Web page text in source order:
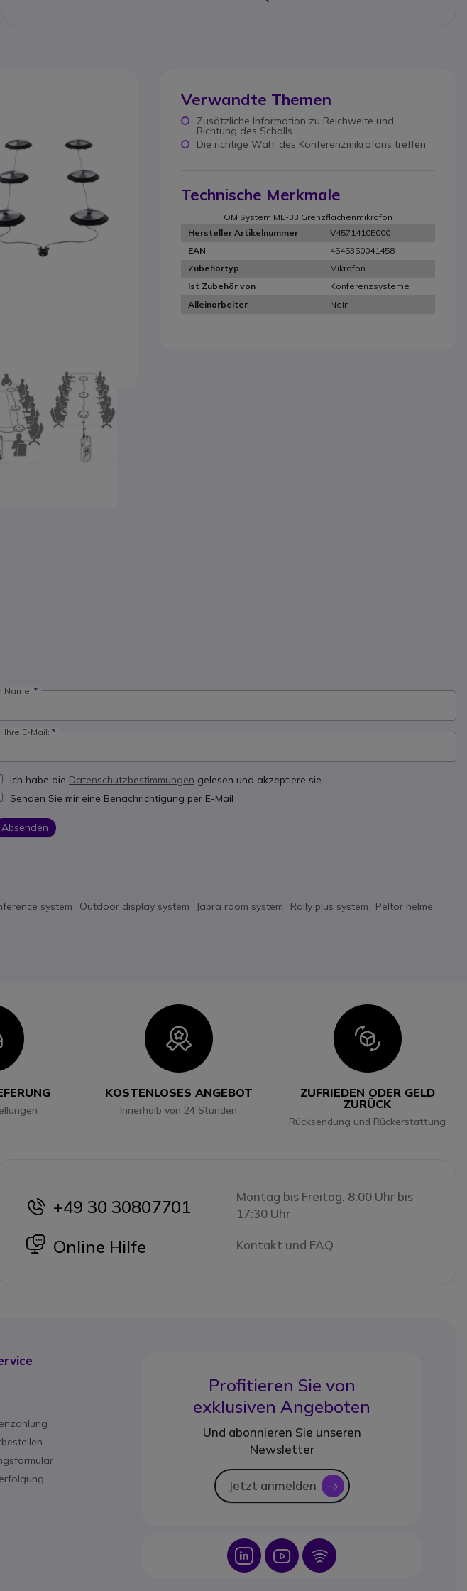
Verwandte Themen
Zusätzliche Information zu Reichweite und
Richtung des Schalls
Die richtige Wahl des Konferenzmikrofons treffen
Technische Merkmale
OM System ME-33 Grenzflächenmikrofon
Hersteller Artikelnummer
V4571410E000
EAN
4545350041458
Zubehörtyp
Mikrofon
Ist Zubehör von
Konferenzsysteme
Alleinarbeiter
Nein
Name:
Ihre E-Mail:
Ich habe die Datenschutzbestimmungen gelesen und akzeptiere sie.
Senden Sie mir eine Benachrichtigung per E-Mail
Absenden
system Outdoor display system Jabra room system Rally plus system
Peltor helme
Icon Icon
KOSTENLOSES ANGEBOT
Innerhalb von 24 Stunden
Icon
ZUFRIEDEN ODER GELD
ZURÜCK
Rücksendung und Rückerstattung
icon
+49 30 30807701
Montag bis Freitag, 8:00 Uhr bis
17:30 Uhr
icon
Online Hilfe Kontakt und FAQ
Profitieren Sie von
exklusiven Angeboten
Und abonnieren Sie unseren
Newsletter
Jetzt anmelden icon
Icon Icon Icon